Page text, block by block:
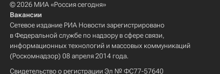
© 2026 МИА «Россия сегодня»
Вакансии
Сетевое издание РИА Новости зарегистрировано
в Федеральной службе по надзору в сфере связи,
информационных технологий и массовых коммуникаций
(Роскомнадзор) 08 апреля 2014 года.
Свидетельство о регистрации Эл № ФС77-57640